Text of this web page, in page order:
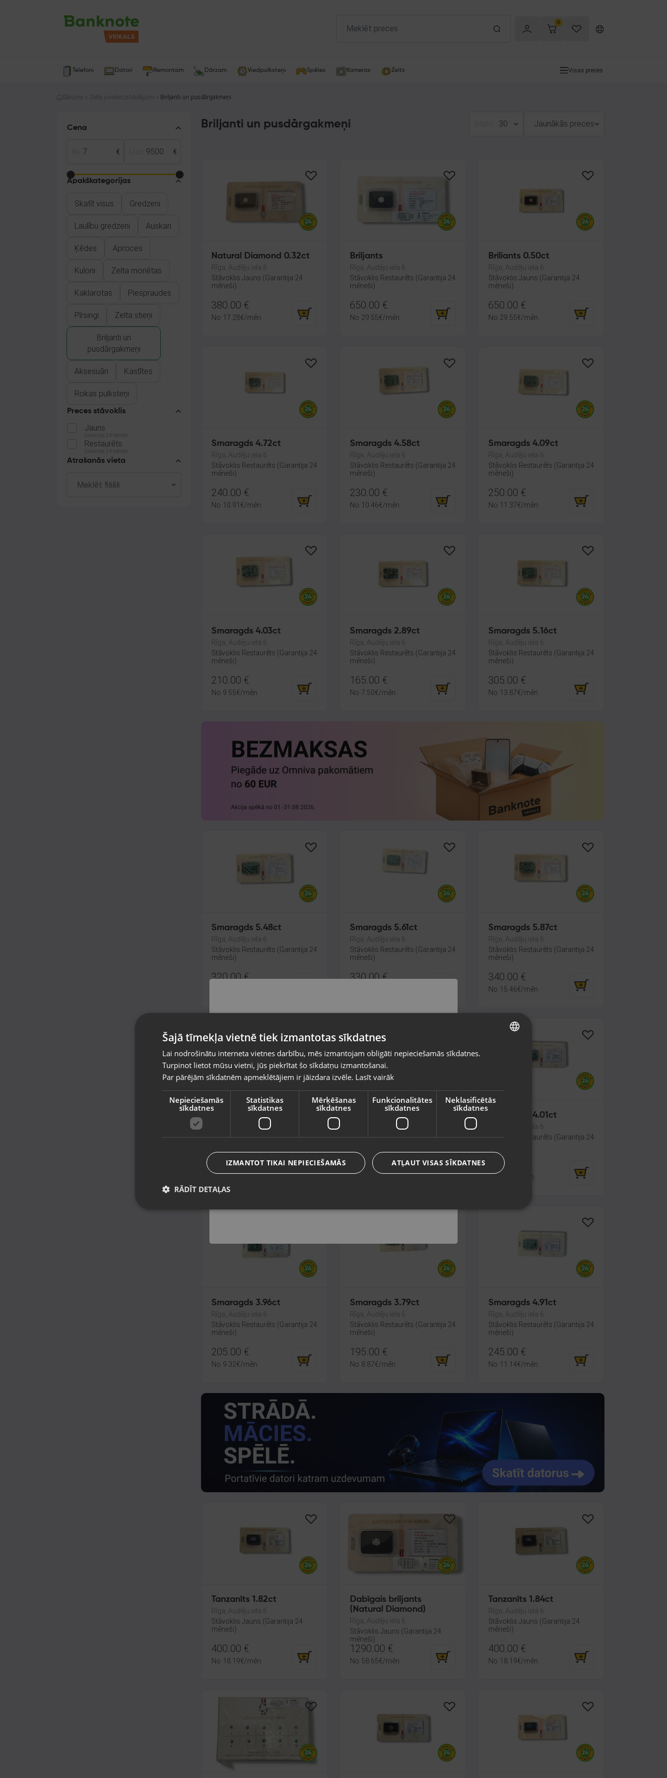
0
Telefoni Datori Remontam Dārzam Viedpulksteņi Spēles Kameras Zelts Visas preces
Sākums Zelta juvelierizstrādājumi Briljanti un pusdārgakmeņi
Cena
€ €
Apakškategorijas
Skatīt visus Gredzeni
Laulību gredzeni Auskari
Ķēdes Aproces
Kuloni Zelta monētas
Kaklarotas Piespraudes
Pīrsingi Zelta stieņi
Briljanti un
pusdārgakmeņi
Aksesuāri Kastītes
Rokas pulksteņi
Preces stāvoklis
Jauns
Garantija 24 mēneši
Restaurēts
Garantija 24 mēneši
Atrašanās vieta
Briljanti un pusdārgakmeņi 30 Jaunākās preces
Natural Diamond 0.32ct
Rīga, Audēju iela 6
Stāvoklis Jauns (Garantija 24
mēneši)
380.00 €
No 17.28€/mēn.
Briljants
Rīga, Audēju iela 6
Stāvoklis Restaurēts (Garantija 24
mēneši)
650.00 €
No 29.55€/mēn.
Briliants 0.50ct
Rīga, Audēju iela 6
Stāvoklis Jauns (Garantija 24
mēneši)
650.00 €
No 29.55€/mēn.
Smaragds 4.72ct
Rīga, Audēju iela 6
Stāvoklis Restaurēts (Garantija 24
mēneši)
240.00 €
No 10.91 €/mēn.
Smaragds 4.58ct
Rīga, Audēju iela 6
Stāvoklis Restaurēts (Garantija 24
mēneši)
230.00 €
No 10.46€/mēn.
Smaragds 4.09ct
Rīga, Audēju iela 6
Stāvoklis Restaurēts (Garantija 24
mēneši)
250.00 €
No 11.37€/mēn.
Smaragds 4.03ct
Rīga, Audēju iela 6
Stāvoklis Restaurēts (Garantija 24
mēneši)
210.00 €
No 9.55€/mēn.
Smaragds 2.89ct
Rīga, Audēju iela 6
Stāvoklis Restaurēts (Garantija 24
mēneši)
165.00 €
No 7.50€/mēn.
Smaragds 5.16ct
Rīga, Audēju iela 6
Stāvoklis Restaurēts (Garantija 24
mēneši)
305.00 €
No 13.87€/mēn.
Smaragds 5.48ct
Rīga, Audēju iela 6
Stāvoklis Restaurēts (Garantija 24
mēneši)
320.00€
Smaragds 5.61ct
Rīga, Audēju iela 6
Stāvoklis Restaurēts (Garantija 24
mēneši)
330.00€
Smaragds 5.87ct
Rīga, Audēju iela 6
Stāvoklis Restaurēts (Garantija 24
mēneši)
340.00 €
No 15.46€/mēn.
Smaragds 6.24ct
Rīga, Audēju iela 6
Stāvoklis Restaurēts (Garantija 24
360.00€
Smaragds 6.10ct
Rīga, Audēju iela 6
Stāvoklis Restaurēts (Garantija 24
350.00
Smaragds 4.01ct
Rīga, Audēju iela 6
Stāvoklis Restaurēts (Garantija 24
210.00
/mēn.
Smaragds 3.96ct
Rīga, Audēju iela 6
Stāvoklis Restaurēts (Garantija 24
mēneši)
205.00 €
No 9.32€/mēn.
Smaragds 3.79ct
Rīga, Audēju iela 6
Stāvoklis Restaurēts (Garantija 24
mēneši)
195.00 €
No 8.87€/mēn.
Smaragds 4.91ct
Rīga, Audēju iela 6
Stāvoklis Restaurēts (Garantija 24
mēneši)
245.00 €
No 11.14€/mēn.
Tanzanīts 1.82ct
Rīga, Audēju iela 6
Stāvoklis Jauns (Garantija 24
mēneši)
400.00 €
No 18.19€/mēn.
Dabīgais briljants
(Natural Diamond)
Rīga, Audēju iela 6
Stāvoklis Jauns (Garantija 24
mēneši)
1290.00 €
No 58.65€/mēn.
Tanzanīts 1.84ct
Rīga, Audēju iela 6
Stāvoklis Jauns (Garantija 24
mēneši)
400.00 €
No 18.19€/mēn.
valsti
Vietnes saturs būs attēlots izvēlētajā valodā
Valsts
Valoda
Latviešu / Latvian
Šajā tīmekļa vietnē tiek izmantotas sīkdatnes
Lai nodrošinātu interneta vietnes darbību, mēs izmantojam obligāti nepieciešamās sīkdatnes.
Turpinot lietot mūsu vietni, jūs piekrītat šo sīkdatņu izmantošanai.
Par pārējām sīkdatnēm apmeklētājiem ir jāizdara izvēle. Lasīt vairāk
Nepieciešamās
sīkdatnes
Statistikas
sīkdatnes
Mērķēšanas
sīkdatnes
Funkcionalitātes
sīkdatnes
Neklasificētās
sīkdatnes
ATĻAUT VISAS SĪKDATNES
IZMANTOT TIKAI NEPIECIEŠAMĀS
RĀDĪT DETAĻAS